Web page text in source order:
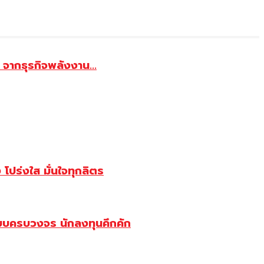
ากธุรกิจพลังงาน...
ปร่งใส มั่นใจทุกลิตร
บครบวงจร นักลงทุนคึกคัก